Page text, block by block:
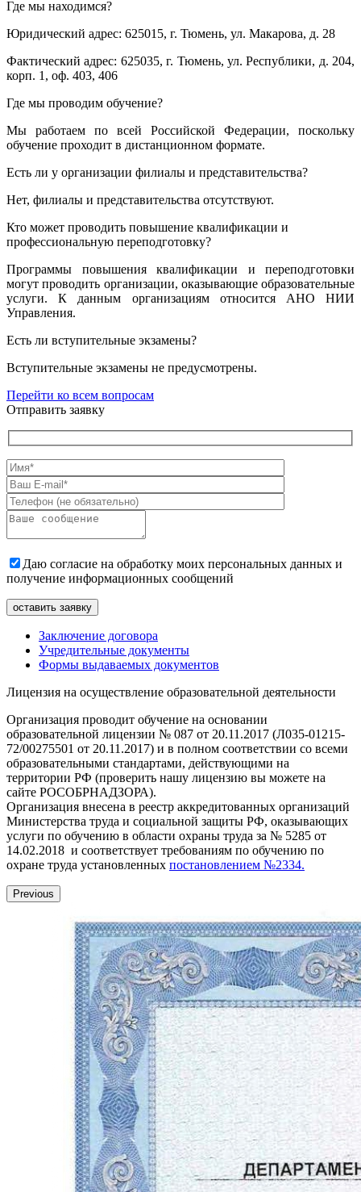
Где мы находимся?
Юридический адрес: 625015, г. Тюмень, ул. Макарова, д. 28
Фактический адрес: 625035, г. Тюмень, ул. Республики, д. 204,
корп. 1, оф. 403, 406
Где мы проводим обучение?
Мы работаем по всей Российской Федерации, поскольку
обучение проходит в дистанционном формате.
Есть ли у организации филиалы и представительства?
Нет, филиалы и представительства отсутствуют.
Кто может проводить повышение квалификации и
профессиональную переподготовку?
Программы повышения квалификации и переподготовки
могут проводить организации, оказывающие образовательные
услуги. К данным организациям относится АНО НИИ
Управления.
Есть ли вступительные экзамены?
Вступительные экзамены не предусмотрены.
Перейти ко всем вопросам
Отправить заявку
Даю согласие на обработку моих персональных данных и
получение информационных сообщений
Заключение договора
Учредительные документы
Формы выдаваемых документов
Лицензия на осуществление образовательной деятельности
Организация проводит обучение на основании
образовательной лицензии № 087 от 20.11.2017 (Л035-01215-
72/00275501 от 20.11.2017) и в полном соответствии со всеми
образовательными стандартами, действующими на
территории РФ (проверить нашу лицензию вы можете на
сайте РОСОБРНАДЗОРА).
Организация внесена в реестр аккредитованных организаций
Министерства труда и социальной защиты РФ, оказывающих
услуги по обучению в области охраны труда за № 5285 от
14.02.2018 и соответствует требованиям по обучению по
охране труда установленных постановлением №2334.
Previous